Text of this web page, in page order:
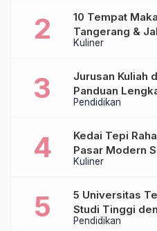
Kuliner
10 Tempat
Tangerang &
Pendidikan
Jurusan Kuliah
Panduan
Mahasiswa
Kuliner
Kedai Tepi
Pasar Modern
Panjang,
Pendidikan
5 Universitas
Studi Tinggi
Terjangkau